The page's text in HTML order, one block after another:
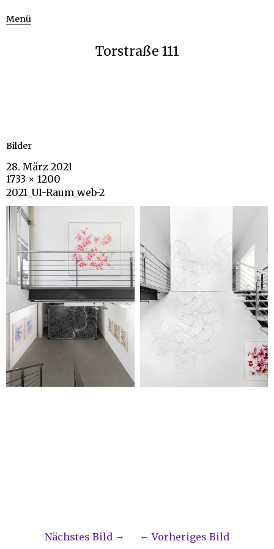
Menü
Torstraße 111
Bilder
28. März 2021
1733 × 1200
2021_UI-Raum_web-2
Nächstes Bild Vorheriges Bild